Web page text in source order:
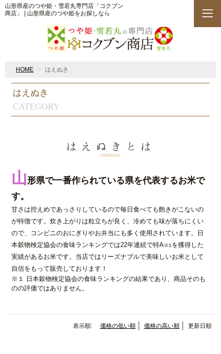
山形県産のつや姫・雪若丸専門店「コクブン
商店」 | 山形県産のつや姫をお探しなら
HOME はえぬき
CATEGORY
はえぬき
山形県で一番作られている県を代表するお米で
す。
甘さは控えめであっさりしているので毎日食べても飽きがこないの
が特徴です。炊き上がりは粒立ちが良く、冷めても味が落ちにくい
ので、コンビニのおにぎりやお弁当にも多く使用されています。
日
本穀物検定協会の食味ランキングでは22年連続で特A※1 を獲得した
実績があるお米です。当店ではリーズナブルで美味しいお米として
自信をもって販売しております！
※１ 日本穀物検定協会の食味ランキングの結果であり、商品そのも
のの評価ではありません。
表示順: 価格の低い順 価格の高い順 更新日順